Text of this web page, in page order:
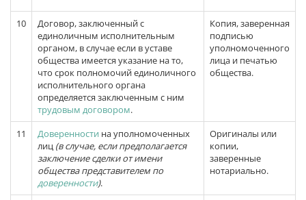
10
Договор, заключенный с
единоличным исполнительным
органом, в случае если в уставе
общества имеется указание на то,
что срок полномочий единоличного
исполнительного органа
определяется заключенным с ним
трудовым договором.
Копия, заверенная
подписью
уполномоченного
лица и печатью
общества.
11 Доверенности на уполномоченных
лиц (в случае, если предполагается
заключение сделки от имени
общества представителем по
доверенности).
Оригиналы или
копии,
заверенные
нотариально.